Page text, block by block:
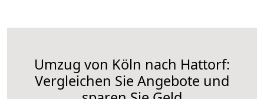
Umzug von Köln nach Hattorf:
Vergleichen Sie Angebote und